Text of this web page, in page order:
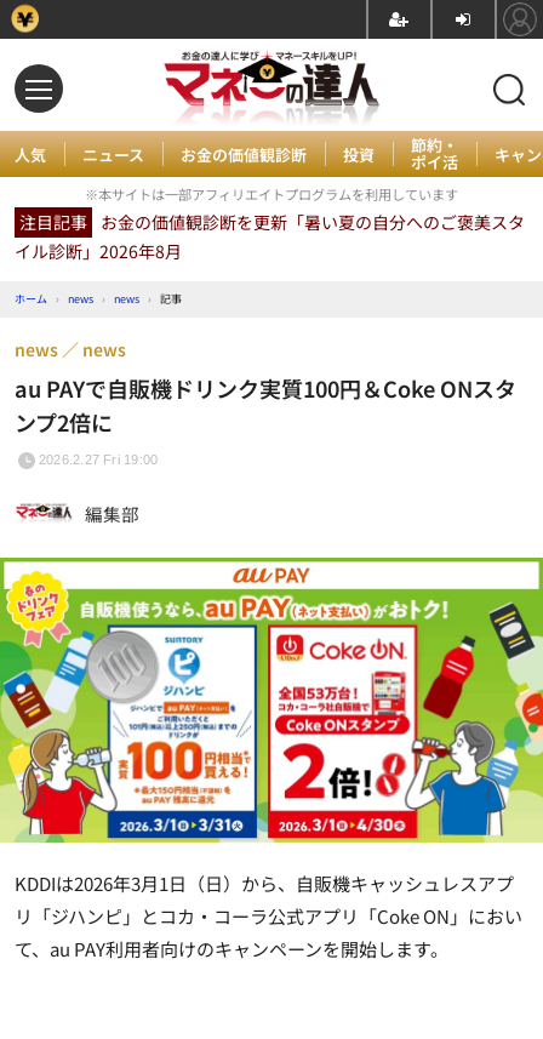
人気 ニュース お金の価値観診断 投資 節約・
ポイ活 キャ
※本サイトは一部アフィリエイトプログラムを利用しています
注目記事 お金の価値観診断を更新「暑い夏の自分へのご褒美スタ
イル診断」2026年8月
ホーム › news › news › 記事
au PAYで自販機ドリンク実質100円＆Coke ONスタ
ンプ2倍に
news news
2026.2.27 Fri 19:00
編集部
KDDIは2026年3月1日（日）から、自販機キャッシュレスアプ
リ「ジハンピ」とコカ・コーラ公式アプリ「Coke ON」におい
て、au PAY利用者向けのキャンペーンを開始します。